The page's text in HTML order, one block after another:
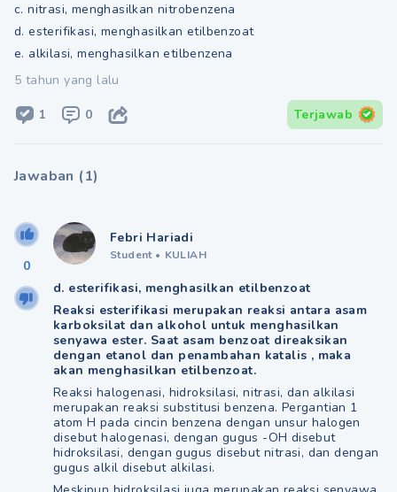
c. nitrasi, menghasilkan nitrobenzena
d. esterifikasi, menghasilkan etilbenzoat
e. alkilasi, menghasilkan etilbenzena
5 tahun yang lalu
1 0 Terjawab
Jawaban (1)
0
Febri Hariadi
Student • KULIAH
d. esterifikasi, menghasilkan etilbenzoat
Reaksi esterifikasi merupakan reaksi antara asam
karboksilat dan alkohol untuk menghasilkan
senyawa ester. Saat asam benzoat direaksikan
dengan etanol dan penambahan katalis , maka
akan menghasilkan etilbenzoat.
Reaksi halogenasi, hidroksilasi, nitrasi, dan alkilasi
merupakan reaksi substitusi benzena. Pergantian 1
atom H pada cincin benzena dengan unsur halogen
disebut halogenasi, dengan gugus -OH disebut
hidroksilasi, dengan gugus disebut nitrasi, dan dengan
gugus alkil disebut alkilasi.